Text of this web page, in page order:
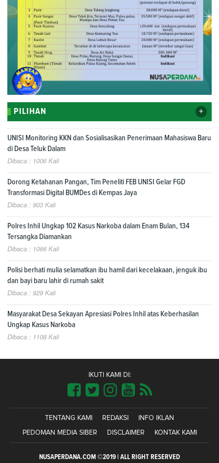
PILIHAN +
UNISI Monitoring KKN dan Sosialisasikan Penerimaan Mahasiswa Baru
di Desa Teluk Dalam
Dibaca : 1006 Kali
Dorong Ketahanan Pangan, Tim Peneliti FEB UNISI Gelar FGD
Transformasi Digital BUMDes di Kempas Jaya
Dibaca : 903 Kali
Polres Inhil Ungkap 102 Kasus Narkoba dalam Enam Bulan, 134
Tersangka Diamankan
Dibaca : 1066 Kali
Polisi berhati mulia selamatkan ibu hamil dari kecelakaan, jenguk ibu
dan bayi baru lahir di rumah sakit
Dibaca : 929 Kali
Masyarakat Desa Sekayan Apresiasi Polres Inhil atas Keberhasilan
Ungkap Kasus Narkoba
Dibaca : 1108 Kali
IKUTI KAMI DI:
TENTANG KAMI REDAKSI INFO IKLAN
PEDOMAN MEDIA SIBER DISCLAIMER KONTAK KAMI
NUSAPERDANA.COM ©2019 | ALL RIGHT RESERVED